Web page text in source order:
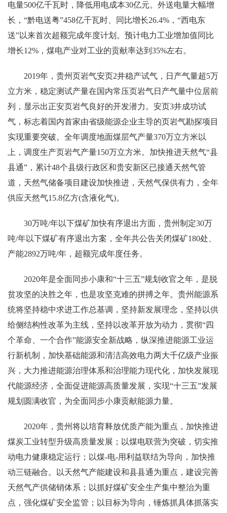
电量500亿千瓦时，降低用电成本30亿元。外送电量大幅增
长，“黔电送粤”458亿千瓦时、同比增长26.4%，“西电东
送”以来首次超额完成年度计划。预计电力工业增加值同比
增长12%，煤电产业对工业的贡献率达到35%左右。
2019年，贵州页岩气安页2井稳产试气，日产气量超5万
立方米，稳定测试产量在国内常压页岩气日产气量中位居前
列，显示出正安页岩气良好的开发潜力。安页3井成功试
气，标志着国内首家由省级能源企业主导的页岩气勘探项目
实现重要突破。全年调度地面煤层气产量370万立方米以
上，调度生产页岩气产量150万立方米。加快推进天然气“县
县通”，累计48个县级行政区和贵安新区已接通天然气管
道，天然气储备项目建设加快推进，天然气保供有力，全年
供应天然气15.8亿方(含液化气)。
30万吨/年以下煤矿加快有序退出方面，贵州制定30万
吨/年以下煤矿有序退出方案，全年共公告关闭煤矿180处、
产能2892万吨/年，超额完成年度任务。
2020年是全面同步小康和“十三五”规划收官之年，是脱
贫攻坚的决胜之年，也是攻坚克难的拼搏之年。贵州能源系
统将坚持稳中求进工作总基调，坚持新发展理念，坚持以供
给侧结构性改革为主线，坚持以改革开放为动力，贯彻“四
个革命、一个合作”能源安全新战略，纵深推进能源工业运
行新机制，加快基础能源和清洁高效电力两大千亿级产业振
兴，大力推进能源治理体系和治理能力现代化，加快发展现
代能源经济，全面促进能源高质量发展，实现“十三五”发展
规划圆满收官，为全面同步小康贡献能源力量。
2020年，贵州将以培育释放优质产能为重点，加快推进
煤炭工业转型升级高质量发展；以煤电联营为突破，切实推
动电力健康稳定运行；以煤-电-用利益联结为导向，加快推
动三链融合。以天然气产能建设和县县通为重点，建设完善
天然气产供储销体系；以抓好煤矿安全生产集中整治为重
点，强化煤矿安全监管；以目标为导向，锤炼抓具体抓落实